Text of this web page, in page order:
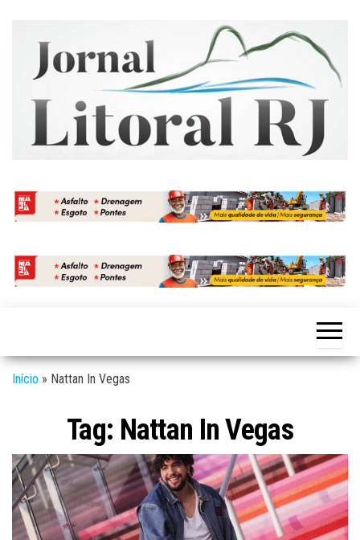
content
Jornal
Litoral
Início » Nattan In Vegas
Tag: Nattan In Vegas